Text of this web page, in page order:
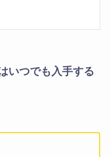
いつでも入手する